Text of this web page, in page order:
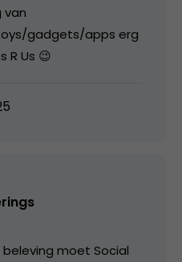
van
gadgets/apps erg
R Us 😉
moet Social